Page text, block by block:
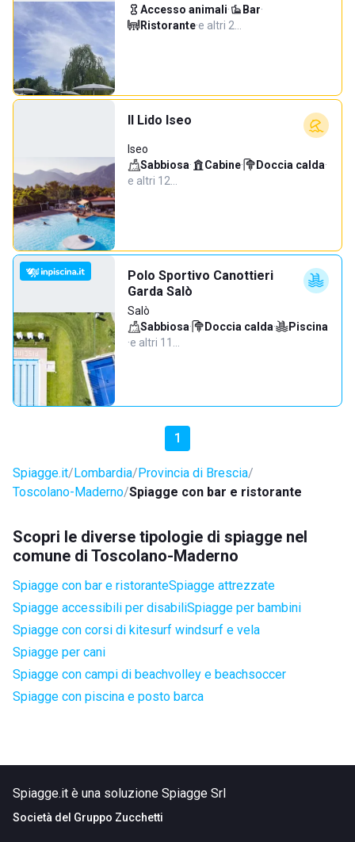
Accesso animali· Bar·
Ristorante·e altri 2…
Il Lido Iseo
Iseo
Sabbiosa· Cabine· Doccia calda·
e altri 12…
Polo Sportivo Canottieri
Garda Salò
Salò
Sabbiosa· Doccia calda·
Piscina
·e altri 11…
1
Spiagge.it Lombardia Provincia di Brescia
Toscolano-Maderno Spiagge con bar e ristorante
Scopri le diverse tipologie di spiagge nel
comune di Toscolano-Maderno
Spiagge con bar e ristoranteSpiagge attrezzate
Spiagge accessibili per disabiliSpiagge per bambini
Spiagge con corsi di kitesurf windsurf e vela
Spiagge per cani
Spiagge con campi di beachvolley e beachsoccer
Spiagge con piscina e posto barca
Spiagge.it è una soluzione Spiagge Srl
Società del Gruppo Zucchetti